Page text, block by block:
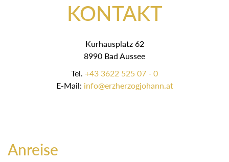
KONTAKT
Kurhausplatz 62
8990 Bad Aussee
Tel. +43 3622 525 07 - 0
E-Mail: info@erzherzogjohann.at
Anreise